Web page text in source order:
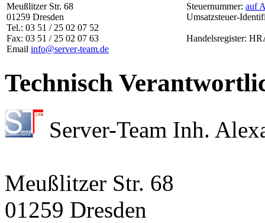
Meußlitzer Str. 68
01259 Dresden
Tel.: 03 51 / 25 02 07 52
Fax: 03 51 / 25 02 07 63
Email info@server-team.de
Steuernummer: auf
Umsatzsteuer-
Handelsregister:
Technisch
Server-Team Inh.
Meußlitzer Str. 68
01259 Dresden